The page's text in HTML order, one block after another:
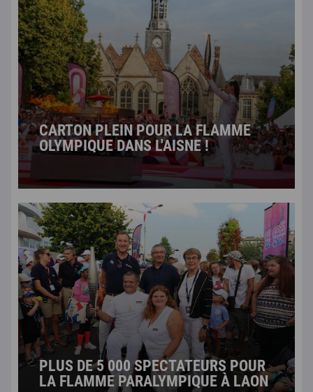
CARTON PLEIN POUR LA FLAMME
OLYMPIQUE DANS L'AISNE !
PLUS DE 5 000 SPECTATEURS POUR
LA FLAMME PARALYMPIQUE À LAON